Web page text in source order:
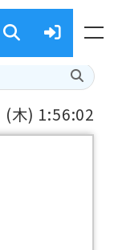
(木) 1:56:03